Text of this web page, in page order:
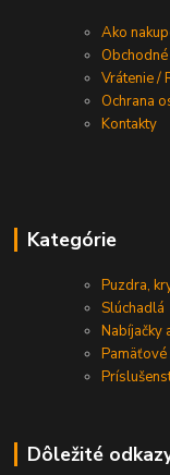
Ako
Vrátenie /
Ochrana
Kontakty
Kategórie
Puzdra,
Slúchadlá
Nabíjačky
Pamäťové
Dôležité